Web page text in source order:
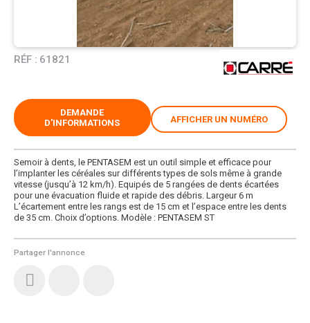
RÉF : 61821
Partager l'annonce
Semoir à dents, le PENTASEM est un outil simple et efficace pour
l’implanter les céréales sur différents types de sols même à grande
vitesse (jusqu’à 12 km/h). Equipés de 5 rangées de dents écartées
pour une évacuation fluide et rapide des débris. Largeur 6 m
L’écartement entre les rangs est de 15 cm et l’espace entre les dents
de 35 cm. Choix d’options. Modèle : PENTASEM ST
DEMANDE
D'INFORMATIONS
AFFICHER UN NUMÉRO